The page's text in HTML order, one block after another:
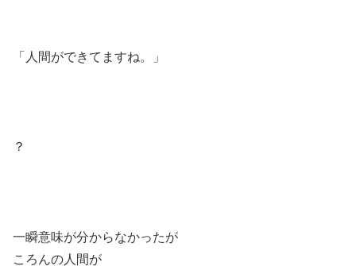
「人間ができてますね。」
？
一瞬意味が分からなかったが
ころんの人間が